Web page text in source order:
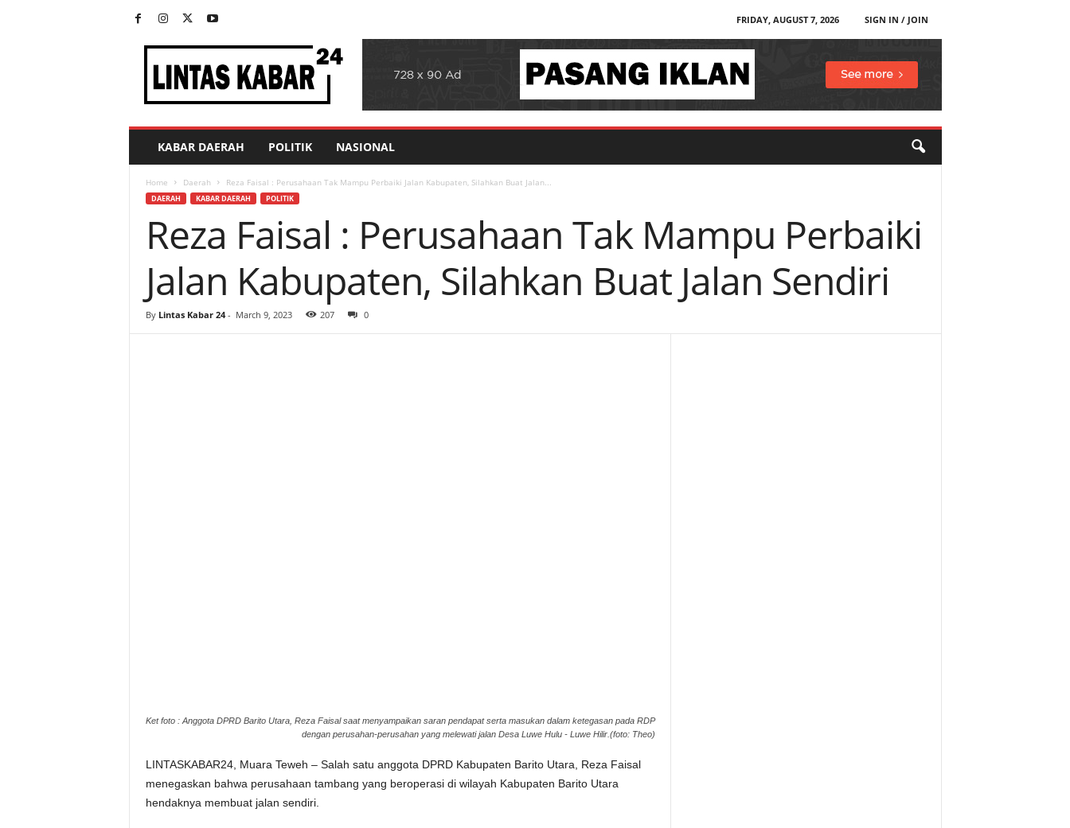
FRIDAY, AUGUST 7, 2026
SIGN IN / JOIN
KABAR DAERAH POLITIK NASIONAL
Home Daerah Reza Faisal : Perusahaan Tak Mampu Perbaiki Jalan Kabupaten, Silahkan Buat Jalan...
DAERAH KABAR DAERAH POLITIK
Reza Faisal : Perusahaan Tak Mampu Perbaiki
Jalan Kabupaten, Silahkan Buat Jalan Sendiri
By Lintas Kabar 24- March 9, 2023 207 0
Ket foto : Anggota DPRD Barito Utara, Reza Faisal saat menyampaikan saran pendapat serta masukan dalam ketegasan pada RDP
dengan perusahan-perusahan yang melewati jalan Desa Luwe Hulu - Luwe Hilir.(foto: Theo)
LINTASKABAR24, Muara Teweh – Salah satu anggota DPRD Kabupaten Barito Utara, Reza Faisal
menegaskan bahwa perusahaan tambang yang beroperasi di wilayah Kabupaten Barito Utara
hendaknya membuat jalan sendiri.